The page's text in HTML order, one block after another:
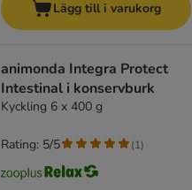
Lägg till i varukorg
animonda Integra Protect
Intestinal i konservburk
Kyckling 6 x 400 g
Rating: 5/5 (1)